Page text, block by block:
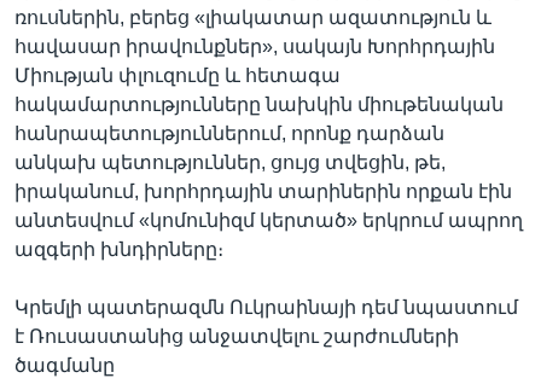
ռուսներին, բերեց «լիակատար ազատություն և
հավասար իրավունքներ», սակայն Խորհրդային
Միության փլուզումը և հետագա
հակամարտությունները նախկին միութենական
հանրապետություններում, որոնք դարձան
անկախ պետություններ, ցույց տվեցին, թե,
իրականում, խորհրդային տարիներին որքան էին
անտեսվում «կոմունիզմ կերտած» երկրում ապրող
ազգերի խնդիրները։
Կրեմլի պատերազմն Ուկրաինայի դեմ նպաստում
է Ռուսաստանից անջատվելու շարժումների
ծագմանը